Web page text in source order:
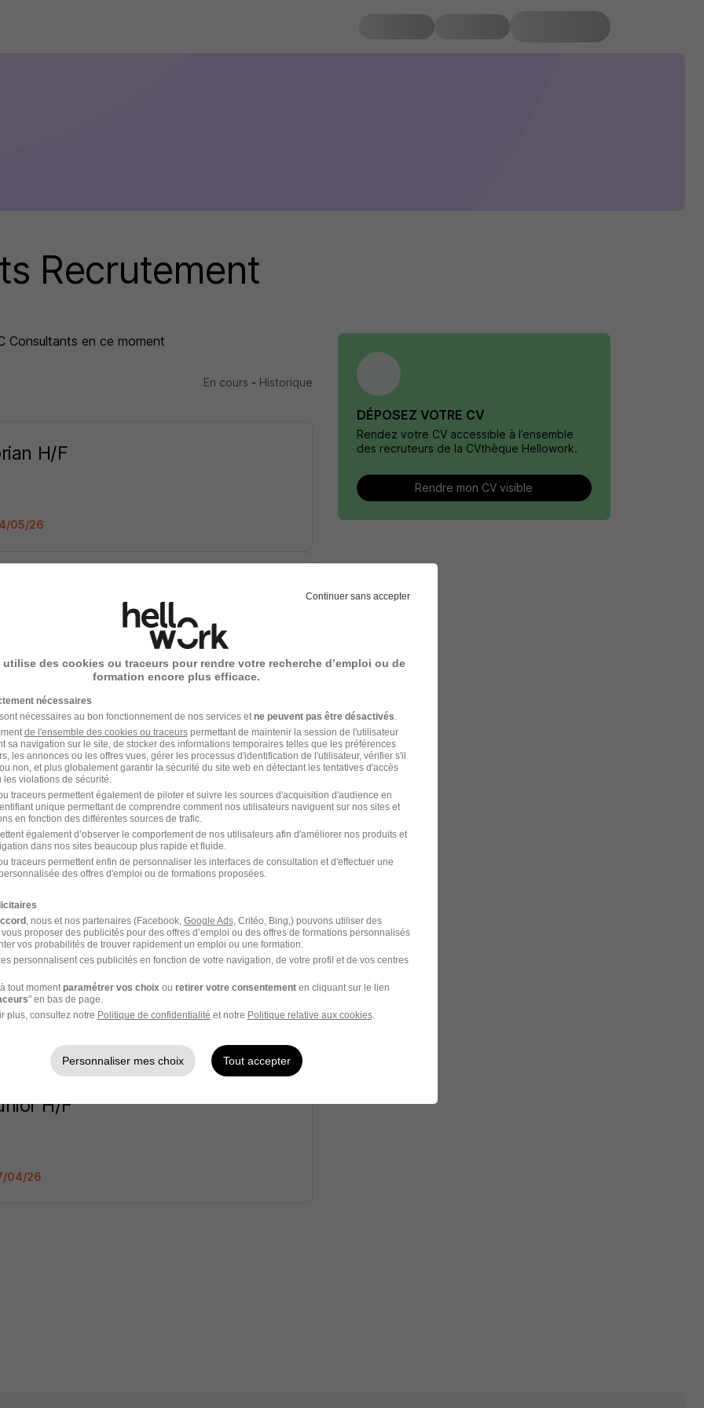
Recrutement
Consultants en ce moment
En cours - Historique
H/F
05/26
4.0 & Qualite H/F
04/26
Commande H/F
04/26
H/F
04/26
04/26
H/F
04/26
DÉPOSEZ VOTRE CV
Rendez votre CV accessible à l’ensemble
des recruteurs de la CVthèque Hellowork.
Rendre mon CV visible
Continuer sans accepter
utilise des cookies ou traceurs pour rendre votre recherche d’emploi ou de
formation encore plus efficace.
nécessaires
nécessaires au bon fonctionnement de nos services etne peuvent pas être désactivés.
de l'ensemble des cookies ou traceurspermettant de maintenir la session de l'utilisateur
sa navigation sur le site, de stocker des informations temporaires telles que les préférences
les annonces ou les offres vues, gérer les processus d'identification de l'utilisateur, vérifier s'il
non, et plus globalement garantir la sécurité du site web en détectant les tentatives d'accès
les violations de sécurité.
traceurs permettent également de piloter et suivre les sources d'acquisition d'audience en
unique permettant de comprendre comment nos utilisateurs naviguent sur nos sites et
en fonction des différentes sources de trafic.
également d’observer le comportement de nos utilisateurs afin d'améliorer nos produits et
dans nos sites beaucoup plus rapide et fluide.
traceurs permettent enfin de personnaliser les interfaces de consultation et d'effectuer une
des offres d'emploi ou de formations proposées.
, nous et nos partenaires (Facebook, Google Ads, Critéo, Bing,) pouvons utiliser des
proposer des publicités pour des offres d’emploi ou des offres de formations personnalisés
vos probabilités de trouver rapidement un emploi ou une formation.
personnalisent ces publicités en fonction de votre navigation, de votre profil et de vos centres
tout momentparamétrer vos choixou retirer votre consentementen cliquant sur le lien
" en bas de page.
plus, consultez notre Politique de confidentialité et notre Politique relative aux cookies.
Personnaliser mes choix Tout accepter